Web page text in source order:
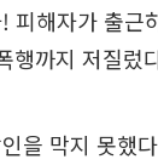
피해자가 출근
행까지 저질렀
을 막지 못했